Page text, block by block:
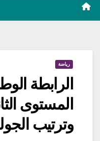
رياضة
الرابطة
المستوى
وترتيب